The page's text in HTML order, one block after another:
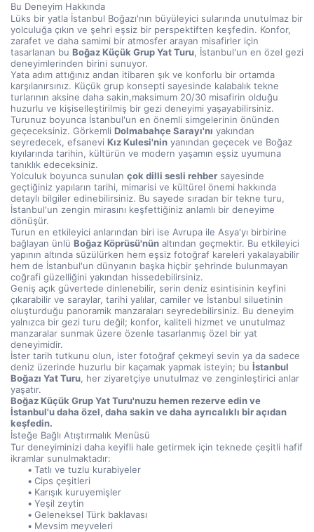
Bu Deneyim Hakkında
Lüks bir yatla İstanbul Boğazı'nın büyüleyici sularında unutulmaz bir
yolculuğa çıkın ve şehri eşsiz bir perspektiften keşfedin. Konfor,
zarafet ve daha samimi bir atmosfer arayan misafirler için
tasarlanan bu Boğaz Küçük Grup Yat Turu, İstanbul'un en özel gezi
deneyimlerinden birini sunuyor.
Yata adım attığınız andan itibaren şık ve konforlu bir ortamda
karşılanırsınız. Küçük grup konsepti sayesinde kalabalık tekne
turlarının aksine daha sakin,maksimum 20/30 misafirin olduğu
huzurlu ve kişiselleştirilmiş bir gezi deneyimi yaşayabilirsiniz.
Turunuz boyunca İstanbul'un en önemli simgelerinin önünden
geçeceksiniz. Görkemli Dolmabahçe Sarayı'nı yakından
seyredecek, efsanevi Kız Kulesi'nin yanından geçecek ve Boğaz
kıyılarında tarihin, kültürün ve modern yaşamın eşsiz uyumuna
tanıklık edeceksiniz.
Yolculuk boyunca sunulan çok dilli sesli rehber sayesinde
geçtiğiniz yapıların tarihi, mimarisi ve kültürel önemi hakkında
detaylı bilgiler edinebilirsiniz. Bu sayede sıradan bir tekne turu,
İstanbul'un zengin mirasını keşfettiğiniz anlamlı bir deneyime
dönüşür.
Turun en etkileyici anlarından biri ise Avrupa ile Asya'yı birbirine
bağlayan ünlü Boğaz Köprüsü'nün altından geçmektir. Bu etkileyici
yapının altında süzülürken hem eşsiz fotoğraf kareleri yakalayabilir
hem de İstanbul'un dünyanın başka hiçbir şehrinde bulunmayan
coğrafi güzelliğini yakından hissedebilirsiniz.
Geniş açık güvertede dinlenebilir, serin deniz esintisinin keyfini
çıkarabilir ve saraylar, tarihi yalılar, camiler ve İstanbul siluetinin
oluşturduğu panoramik manzaraları seyredebilirsiniz. Bu deneyim
yalnızca bir gezi turu değil; konfor, kaliteli hizmet ve unutulmaz
manzaralar sunmak üzere özenle tasarlanmış özel bir yat
deneyimidir.
İster tarih tutkunu olun, ister fotoğraf çekmeyi sevin ya da sadece
deniz üzerinde huzurlu bir kaçamak yapmak isteyin; bu İstanbul
Boğazı Yat Turu, her ziyaretçiye unutulmaz ve zenginleştirici anlar
yaşatır.
Boğaz Küçük Grup Yat Turu'nuzu hemen rezerve edin ve
İstanbul'u daha özel, daha sakin ve daha ayrıcalıklı bir açıdan
keşfedin.
İsteğe Bağlı Atıştırmalık Menüsü
Tur deneyiminizi daha keyifli hale getirmek için teknede çeşitli hafif
ikramlar sunulmaktadır:
Tatlı ve tuzlu kurabiyeler
Cips çeşitleri
Karışık kuruyemişler
Yeşil zeytin
Geleneksel Türk baklavası
Mevsim meyveleri